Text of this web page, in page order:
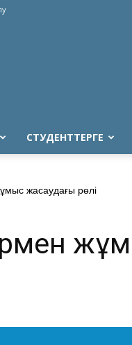
СТУДЕНТТЕРГЕ
жасаудағы рөлі